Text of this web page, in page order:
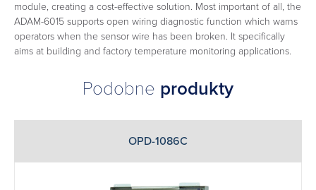
module, creating a cost-effective solution. Most important of all, the
ADAM-6015 supports open wiring diagnostic function which warns
operators when the sensor wire has been broken. It specifically
aims at building and factory temperature monitoring applications.
Podobne produkty
OPD-1086C